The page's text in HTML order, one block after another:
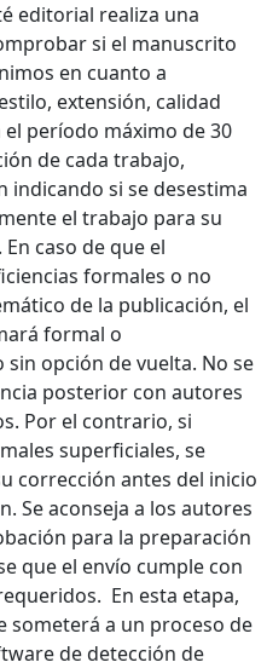
editorial realiza una
si el manuscrito
en cuanto a
extensión, calidad
período máximo de 30
de cada trabajo,
si se desestima
el trabajo para su
caso de que el
formales o no
de la publicación, el
formal o
opción de vuelta. No se
posterior con autores
Por el contrario, si
superficiales, se
corrección antes del inicio
Se aconseja a los autores
para la preparación
que el envío cumple con
En esta etapa,
someterá a un proceso de
de detección de